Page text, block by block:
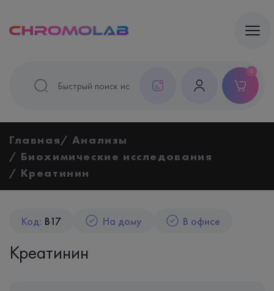
0
Главная
Анализы
Биохимические исследования
Креатинин
Код: B17 На дому В офисе
Креатинин